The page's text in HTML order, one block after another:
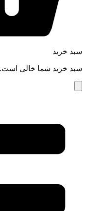
سبد خرید
سبد خرید شما خالی است.